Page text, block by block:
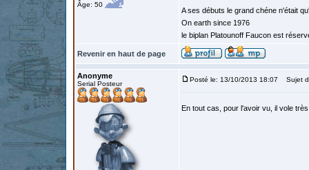
Âge: 50
A ses débuts le grand chéne n'était
On earth since 1976
le biplan Platounoff Faucon est
Revenir en haut de page
Anonyme
Serial Posteur
Posté le: 13/10/2013 18:07 Sujet
En tout cas, pour l'avoir vu, il vole